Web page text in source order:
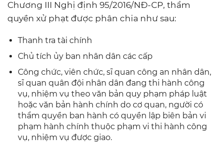
Chương III Nghị định 95/2016/NĐ-CP, thẩm
quyền xử phạt được phân chia như sau:
Thanh tra tài chính
Chủ tích ủy ban nhân dân các cấp
Công chức, viên chức, sĩ quan công an nhân dân,
sĩ quan quân đội nhân dân đang thi hành công
vụ, nhiệm vụ theo văn bản quy phạm pháp luật
hoặc văn bản hành chính do cơ quan, người có
thẩm quyền ban hành có quyền lập biên bản vi
phạm hành chính thuộc phạm vi thi hành công
vụ, nhiệm vụ được giao.